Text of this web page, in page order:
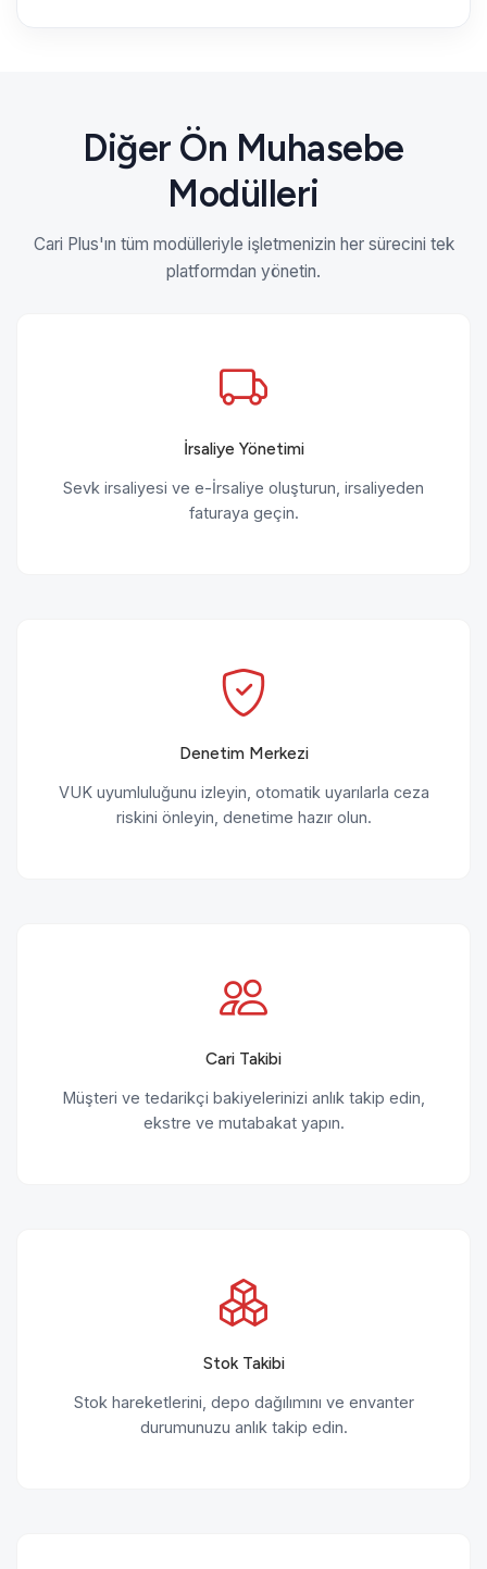
Diğer Ön Muhasebe
Modülleri
Cari Plus'ın tüm modülleriyle işletmenizin her sürecini tek
platformdan yönetin.
İrsaliye Yönetimi
Sevk irsaliyesi ve e-İrsaliye oluşturun, irsaliyeden
faturaya geçin.
Denetim Merkezi
VUK uyumluluğunu izleyin, otomatik uyarılarla ceza
riskini önleyin, denetime hazır olun.
Cari Takibi
Müşteri ve tedarikçi bakiyelerinizi anlık takip edin,
ekstre ve mutabakat yapın.
Stok Takibi
Stok hareketlerini, depo dağılımını ve envanter
durumunuzu anlık takip edin.